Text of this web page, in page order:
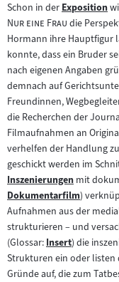
Schon in derZum
Inhalt:
Exposition
Nur eine Frau "die
Hormann ihre Hauptfigur
konnte, dass ein Bruder
nach eigenen Angaben
demnach auf
Freundinnen,
die Recherchen der
Filmaufnahmen an
verhelfen der Handlung
geschickt werden im
Zum
Inhalt:
Inszenierungen mit
Zum
Inhalt:
Dokumentarfilm)
Aufnahmen aus der
strukturieren – und
(Glossar:Zum
Inhalt:
Insert) die
Strukturen ein oder
Gründe auf, die zum